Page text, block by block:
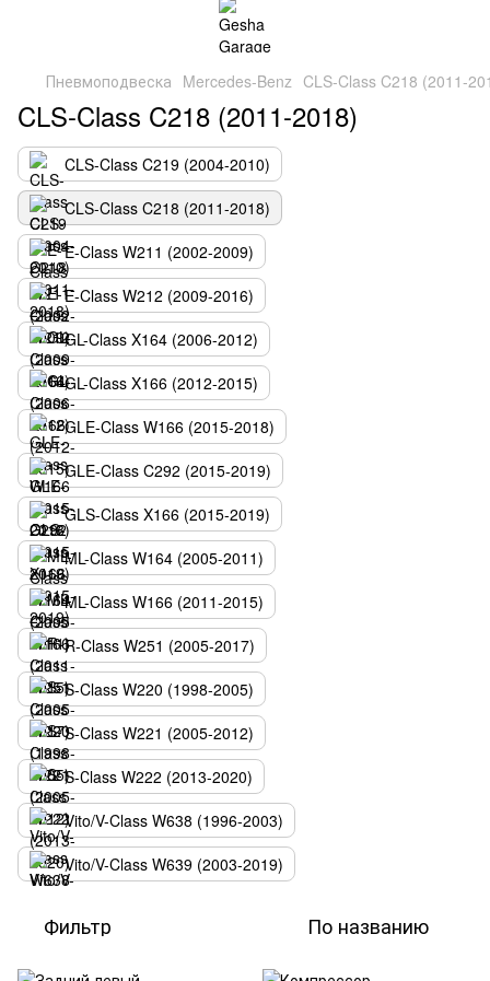
Пневмоподвеска Mercedes-Benz CLS-Class C218 (2011-
CLS-Class C218 (2011-2018)
CLS-Class C219 (2004-2010)
CLS-Class C218 (2011-2018)
E-Class W211 (2002-2009)
E-Class W212 (2009-2016)
GL-Class X164 (2006-2012)
GL-Class X166 (2012-2015)
GLE-Class W166 (2015-2018)
GLE-Class C292 (2015-2019)
GLS-Class X166 (2015-2019)
ML-Class W164 (2005-2011)
ML-Class W166 (2011-2015)
R-Class W251 (2005-2017)
S-Class W220 (1998-2005)
S-Class W221 (2005-2012)
S-Сlass W222 (2013-2020)
Vito/V-Class W638 (1996-2003)
Vito/V-Class W639 (2003-2019)
Фильтр По названию